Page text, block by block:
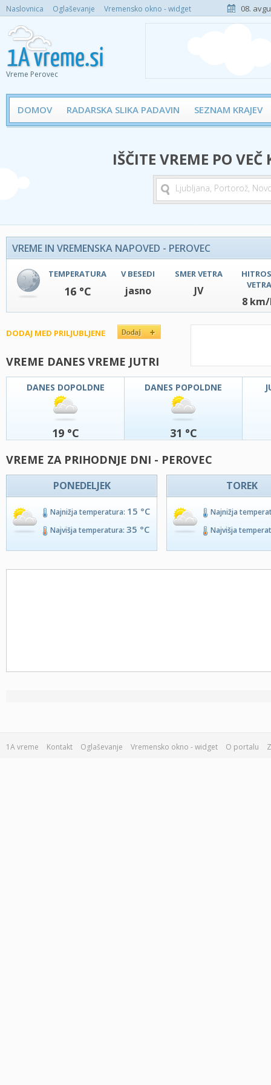
Naslovnica Oglaševanje Vremensko okno - widget 08.
Vreme Perovec
DOMOV RADARSKA SLIKA PADAVIN SEZNAM KRAJEV
IŠČITE VREME PO
VREME IN VREMENSKA NAPOVED - PEROVEC
TEMPERATURA
16 °C
V BESEDI
jasno
SMER VETRA
JV
VETRA
8
DODAJ MED PRILJUBLJENE
VREME DANES VREME JUTRI
DANES DOPOLDNE
19 °C
DANES POPOLDNE
31 °C
VREME ZA PRIHODNJE DNI - PEROVEC
PONEDELJEK
Najnižja temperatura: 15 °C
Najvišja temperatura: 35 °C
TOREK
Najnižja
Najvišja
1A vreme Kontakt Oglaševanje Vremensko okno - widget O portalu